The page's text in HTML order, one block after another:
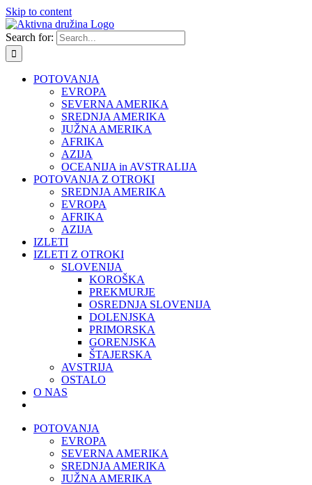
Skip to content
Search for:
POTOVANJA
EVROPA
SEVERNA AMERIKA
SREDNJA AMERIKA
JUŽNA AMERIKA
AFRIKA
AZIJA
OCEANIJA in AVSTRALIJA
POTOVANJA Z OTROKI
SREDNJA AMERIKA
EVROPA
AFRIKA
AZIJA
IZLETI
IZLETI Z OTROKI
SLOVENIJA
KOROŠKA
PREKMURJE
OSREDNJA SLOVENIJA
DOLENJSKA
PRIMORSKA
GORENJSKA
ŠTAJERSKA
AVSTRIJA
OSTALO
O NAS
POTOVANJA
EVROPA
SEVERNA AMERIKA
SREDNJA AMERIKA
JUŽNA AMERIKA